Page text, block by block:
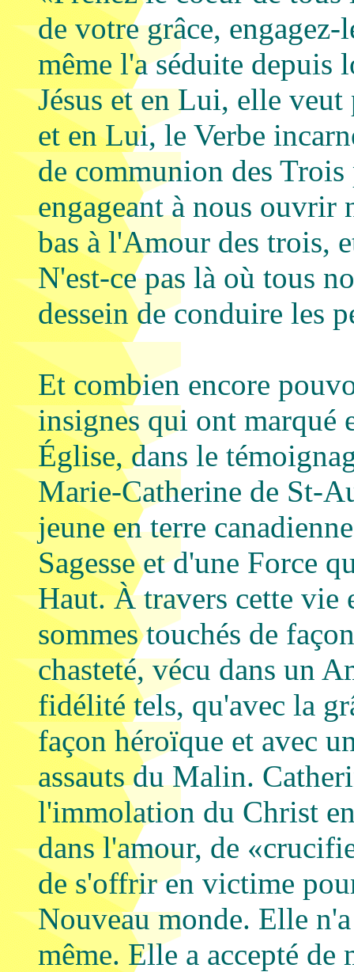
de votre grâce,
même l'a séduite depuis
Jésus et en Lui, elle
et en Lui, le Verbe
de communion des
engageant à nous ouvrir
bas à l'Amour des trois,
N'est-ce pas là où tous
dessein de conduire les
Et combien encore
insignes qui ont marqué
Église, dans le
Marie-Catherine de St-
jeune en terre
Sagesse et d'une Force
Haut. À travers cette vie
sommes touchés de
chasteté, vécu dans un
fidélité tels, qu'avec la
façon héroïque et avec
assauts du Malin.
l'immolation du Christ
dans l'amour, de
de s'offrir en victime
Nouveau monde. Elle
même. Elle a accepté de